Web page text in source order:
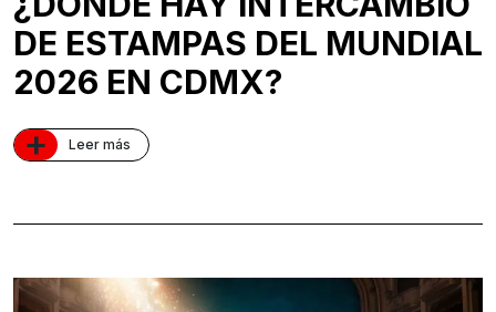
DE ESTAMPAS DEL MUNDIAL
2026 EN CDMX?
+ Leer más